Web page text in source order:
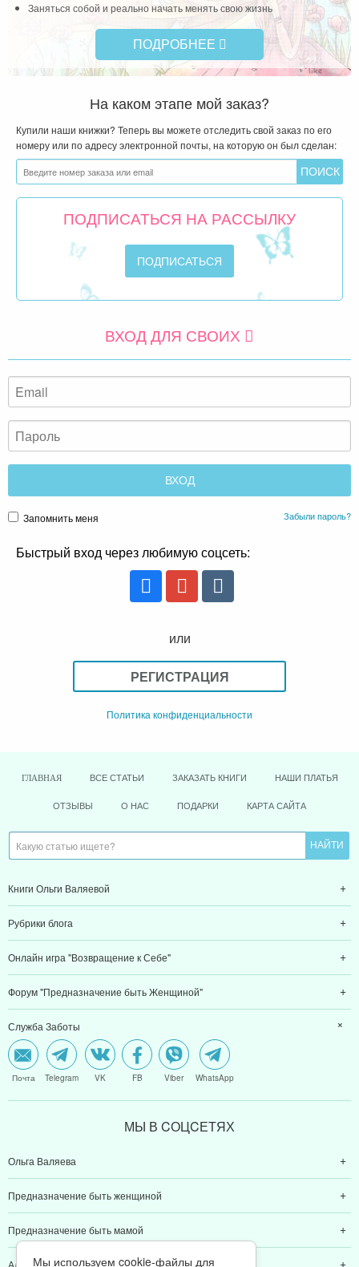
Заняться собой и реально начать менять свою жизнь
ПОДРОБНЕЕ
На каком этапе мой заказ?
Купили наши книжки? Теперь вы можете отследить свой заказ по его
номеру или по адресу электронной почты, на которую он был сделан:
ПОДПИСАТЬСЯ НА РАССЫЛКУ
ВХОД ДЛЯ СВОИХ
Запомнить меня Забыли пароль?
Быстрый вход через любимую соцсеть:
или
РЕГИСТРАЦИЯ
Политика конфиденциальности
ГЛАВНАЯ ВСЕ СТАТЬИ ЗАКАЗАТЬ КНИГИ НАШИ ПЛАТЬЯ
ОТЗЫВЫ О НАС ПОДАРКИ КАРТА САЙТА
Книги Ольги Валяевой
Рубрики блога
Онлайн игра "Возвращение к Себе"
Форум "Предназначение быть Женщиной"
Служба Заботы
Почта Telegram VK FB Viber WhatsApp
МЫ В CОЦCЕТЯХ
Ольга Валяева
Предназначение быть женщиной
Предназначение быть мамой
Мы используем cookie-файлы для